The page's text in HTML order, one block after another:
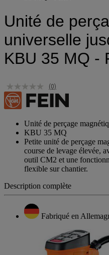
Unité de
universelle
KBU 35 MQ -
(0)
Unité de perçage
KBU 35 MQ
Petite unité de perçage
course de levage élevée,
outil CM2 et une
flexible sur chantier.
Description complète
Fabriqué en